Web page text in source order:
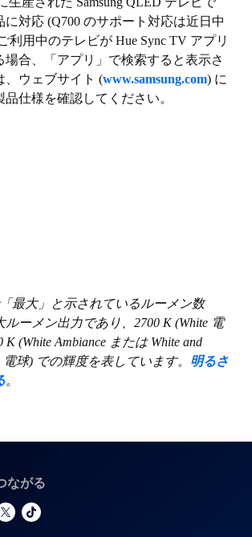
に対応 (Q700 のサポート対応は近日中
利用中のテレビが Hue Sync TV アプリ
場合、「アプリ」で検索すると表示さ
、ウェブサイト (www.samsung.com) に
仕様を確認してください。
最大」と示されているルーメン数
ーメン出力であり、2700 K (White 電
(White Ambiance または White and
電球) での輝度を表しています。 明るさ
。
ながる